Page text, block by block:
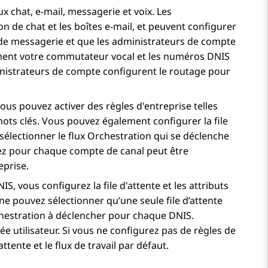
chat, e-mail, messagerie et voix. Les
de chat et les boîtes e-mail, et peuvent configurer
messagerie et que les administrateurs de compte
votre commutateur vocal et les numéros DNIS
de compte configurent le routage pour
pouvez activer des règles d'entreprise telles
clés. Vous pouvez également configurer la file
le flux Orchestration qui se déclenche
pour chaque compte de canal peut être
vous configurez la file d'attente et les attributs
pouvez sélectionner qu’une seule file d’attente
à déclencher pour chaque DNIS.
utilisateur. Si vous ne configurez pas de règles de
et le flux de travail par défaut.